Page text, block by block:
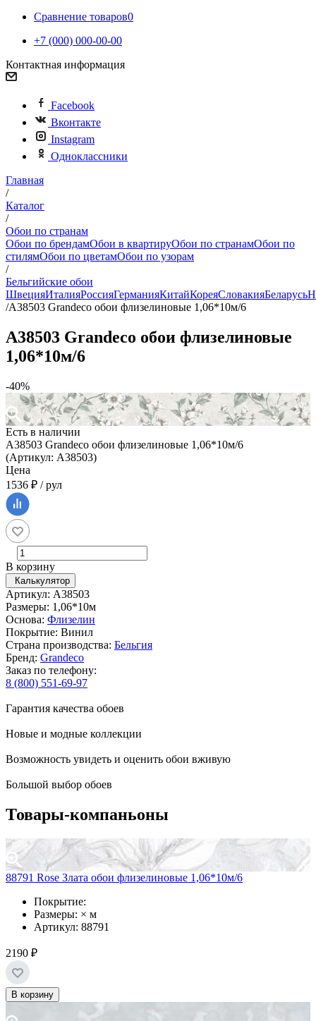
Сравнение товаров0
+7 (000) 000-00-00
Контактная информация
Facebook
Вконтакте
Instagram
Одноклассники
Главная
/
Каталог
/
Обои по странам
Обои по брендамОбои в квартируОбои по странамОбои по
стилямОбои по цветамОбои по узорам
/
Бельгийские обои
ШвецияИталияРоссияГерманияКитайКореяСловакияБеларусь
/A38503 Grandeco обои флизелиновые 1,06*10м/6
A38503 Grandeco обои флизелиновые
1,06*10м/6
-40%
Есть в наличии
A38503 Grandeco обои флизелиновые 1,06*10м/6
(Артикул: A38503)
Цена
1536 ₽ / рул
В корзину
Калькулятор
Артикул: A38503
Размеры: 1,06*10м
Основа: Флизелин
Покрытие: Винил
Страна производства: Бельгия
Бренд: Grandeco
Заказ по телефону:
8 (800) 551-69-97
Гарантия качества обоев
Новые и модные коллекции
Возможность увидеть и оценить обои вживую
Большой выбор обоев
Товары-компаньоны
88791 Rose Злата обои флизелиновые 1,06*10м/6
Покрытие:
Размеры: × м
Артикул: 88791
2190 ₽
В корзину